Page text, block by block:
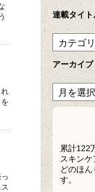
連載タイ
アーカイブ
累計122
スキン
どのほ
す。